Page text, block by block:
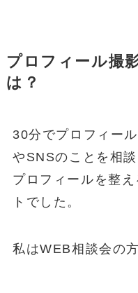
プロフィール撮
は？
30分でプロフィー
やSNSのことを相談
プロフィールを整
トでした。
私はWEB相談会の